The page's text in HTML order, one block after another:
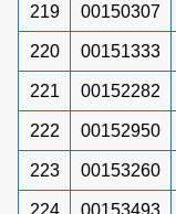
219 00150307
220 00151333
221 00152282
222 00152950
223 00153260
224 00153493